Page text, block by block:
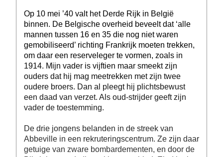
Op 10 mei ’40 valt het Derde Rijk in België
binnen. De Belgische overheid beveelt dat ‘alle
mannen tussen 16 en 35 die nog niet waren
gemobiliseerd’ richting Frankrijk moeten trekken,
om daar een reserveleger te vormen, zoals in
1914. Mijn vader is vijftien maar smeekt zijn
ouders dat hij mag meetrekken met zijn twee
oudere broers. Dan al pleegt hij plichtsbewust
een daad van verzet. Als oud-strijder geeft zijn
vader de toestemming.
De drie jongens belanden in de streek van
Abbeville in een rekruteringscentrum. Ze zijn daar
getuige van zware bombardementen, en door de